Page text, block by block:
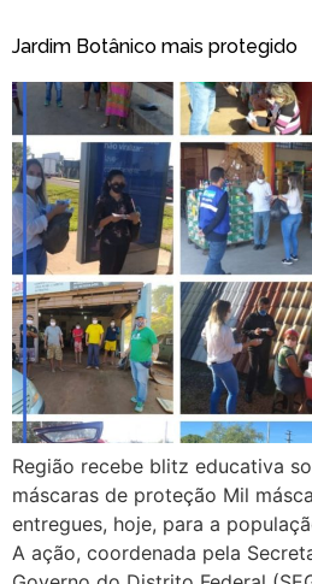
Jardim Botânico mais protegido
Região recebe blitz educativa
máscaras de proteção Mil
entregues, hoje, para a
A ação, coordenada pela